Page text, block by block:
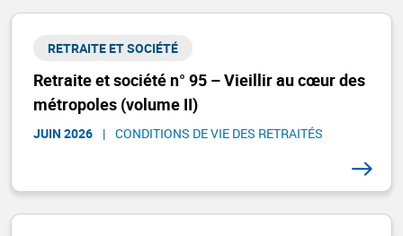
Retraite et société n° 95 – Vieillir au cœur des
métropoles (volume II)
RETRAITE ET SOCIÉTÉ​
JUIN 2026 | CONDITIONS DE VIE DES RETRAITÉS